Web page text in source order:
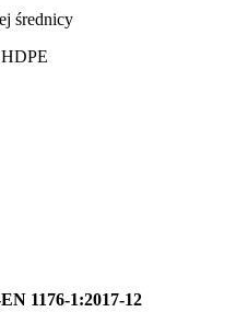
średnicy
1176-1:2017-12